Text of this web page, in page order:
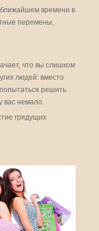
времени в
перемены,
что вы слишком
людей: вместо
решить
вас немало.
грядущих